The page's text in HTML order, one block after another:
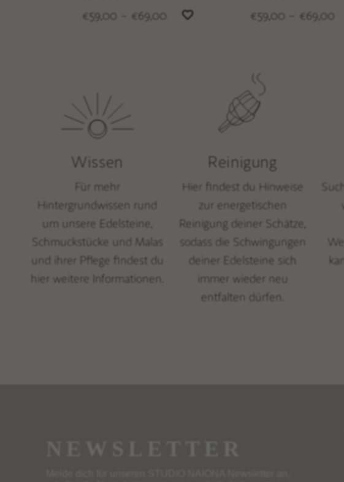
€ 59,00 € 69,00 € 59,00 € 69,00
Wissen
Für mehr
Hintergrundwissen rund
um unsere Edelsteine,
Schmuckstücke und Malas
und ihrer Pflege findest du
hier weitere Informationen.
Reinigung
Hier findest du Hinweise
zur energetischen
Reinigung deiner Schätze,
sodass die Schwingungen
deiner Edelsteine sich
immer wieder neu
entfalten dürfen.
NEWSLETTER